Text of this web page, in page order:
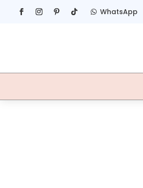
 WhatsApp